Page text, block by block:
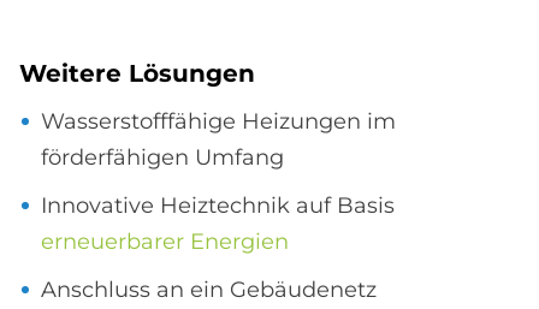
Wei­te­re Lö­sun­gen
Wasserstofffähige Heizungen im
förderfähigen Umfang
Innovative Heiztechnik auf Basis
erneuerbarer Energien
Anschluss an ein Gebäudenetz